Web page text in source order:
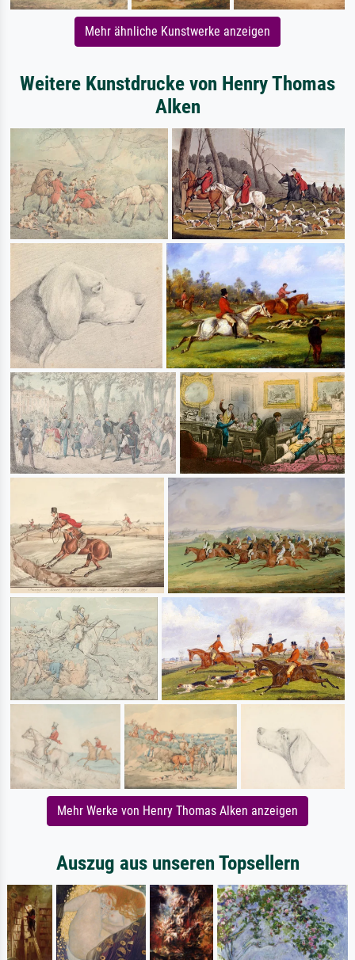
Mehr ähnliche Kunstwerke anzeigen
Weitere Kunstdrucke von Henry Thomas
Alken
Mehr Werke von Henry Thomas Alken anzeigen
Auszug aus unseren Topsellern